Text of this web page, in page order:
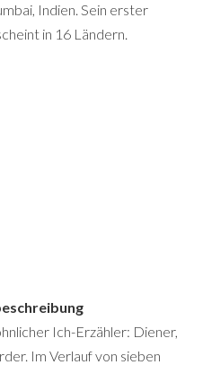
Indien. Sein erster
in 16 Ländern.
Ich-Erzähler: Diener,
Im Verlauf von sieben